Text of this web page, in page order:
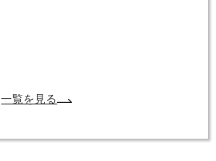
一覧を見る